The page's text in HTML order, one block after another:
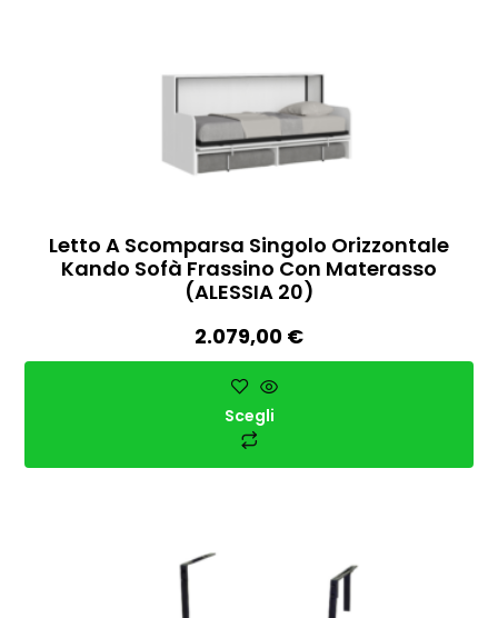
Letto A Scomparsa Singolo Orizzontale
Kando Sofà Frassino Con Materasso
(ALESSIA 20)
2.079,00 €
Scegli